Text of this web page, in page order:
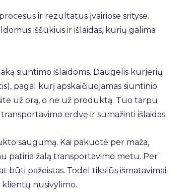
ir rezultatus įvairiose srityse.
iššūkius ir išlaidas, kurių galima
siuntimo išlaidoms. Daugelis kurjerių
pagal kurį apskaičiuojamas siuntinio
už orą, o ne už produktą. Tuo tarpu
erdvę ir sumažinti išlaidas.
saugumą. Kai pakuotė per maža,
patiria žalą transportavimo metu. Per
pažeistas. Todėl tikslūs išmatavimai
klientų nusivylimo.